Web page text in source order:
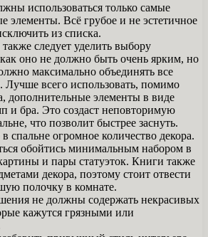
использоваться только самые
элементы. Всё грубое и не эстетичное
из списка.
следует уделить выбору
оно не должно быть очень ярким, но
максимально объединять все
Лучше всего использовать, помимо
дополнительные элементы в виде
и бра. Это создаст неповторимую
что позволит быстрее заснуть.
спальне огромное количество декора.
обойтись минимальным набором в
и пары статуэток. Книги также
декора, поэтому стоит отвести
полочку в комнате.
не должны содержать некрасивых
кажутся грязными или